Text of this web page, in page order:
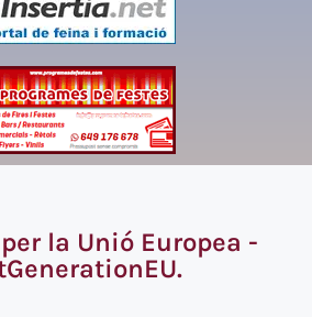
la Unió Europea -